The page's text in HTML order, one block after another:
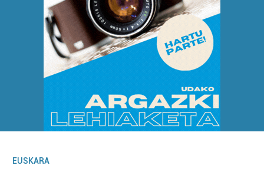
EUSKARA